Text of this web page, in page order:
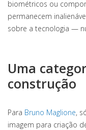
biométricos ou
permanecem
sobre a tecnologia —
Uma
construção
Para Bruno Maglione,
imagem para criação